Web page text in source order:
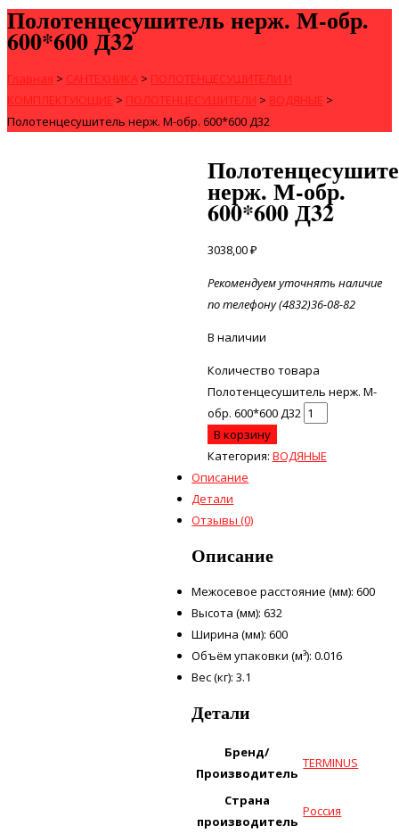
Полотенцесушитель нерж. М-обр.
600*600 Д32
Главная > САНТЕХНИКА > ПОЛОТЕНЦЕСУШИТЕЛИ И
КОМПЛЕКТУЮЩИЕ > ПОЛОТЕНЦЕСУШИТЕЛИ > ВОДЯНЫЕ >
Полотенцесушитель нерж. М-обр. 600*600 Д32
нерж. М-обр.
600*600 Д32
3038,00₽
Рекомендуем уточнять наличие
по телефону (4832)36-08-82
В наличии
Количество товара
Полотенцесушитель нерж. М-
обр. 600*600 Д32
В корзину
Категория: ВОДЯНЫЕ
Описание
Детали
Отзывы (0)
Описание
Межосевое расстояние (мм): 600
Высота (мм): 632
Ширина (мм): 600
Объём упаковки (м³): 0.016
Вес (кг): 3.1
Детали
Бренд/
Производитель
TERMINUS
Страна
производитель
Россия